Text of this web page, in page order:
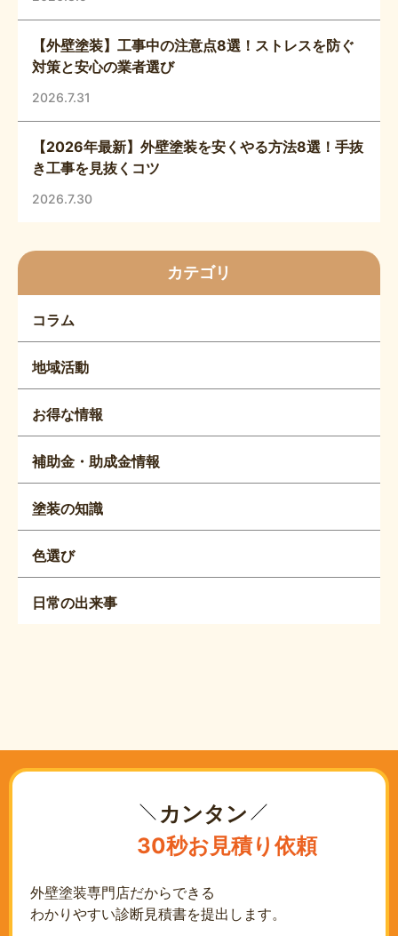
【外壁塗装】工事中の注意点8選！ストレスを防ぐ
対策と安心の業者選び
2026.7.31
【2026年最新】外壁塗装を安くやる方法8選！手抜
き工事を見抜くコツ
2026.7.30
カテゴリ
コラム
地域活動
お得な情報
補助金・助成金情報
塗装の知識
色選び
日常の出来事
カンタン
30秒お見積り依頼
外壁塗装専門店だからできる
わかりやすい診断見積書を提出します。